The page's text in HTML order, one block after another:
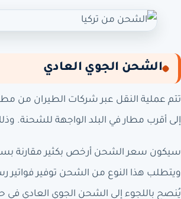
الشحن الجوي العادي
تتم عملية النقل عبر شركات الطيران من
إلى أقرب مطار في البلد الواجهة للشحنة.
سيكون سعر الشحن أرخص بكثير مقارنة
ويتطلب هذا النوع من الشحن توفير
يُنصح باللجوء إلى الشحن الجوي العادي في